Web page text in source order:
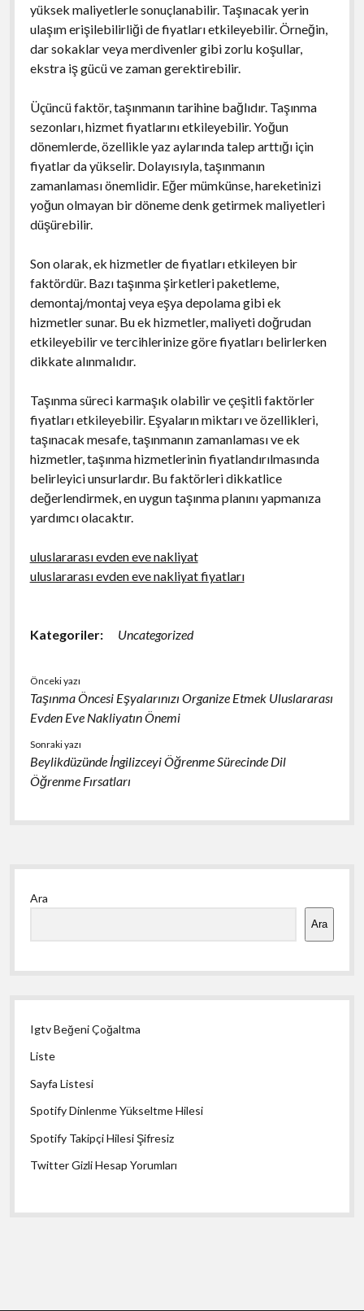
yüksek maliyetlerle sonuçlanabilir. Taşınacak yerin
ulaşım erişilebilirliği de fiyatları etkileyebilir. Örneğin,
dar sokaklar veya merdivenler gibi zorlu koşullar,
ekstra iş gücü ve zaman gerektirebilir.
Üçüncü faktör, taşınmanın tarihine bağlıdır. Taşınma
sezonları, hizmet fiyatlarını etkileyebilir. Yoğun
dönemlerde, özellikle yaz aylarında talep arttığı için
fiyatlar da yükselir. Dolayısıyla, taşınmanın
zamanlaması önemlidir. Eğer mümkünse, hareketinizi
yoğun olmayan bir döneme denk getirmek maliyetleri
düşürebilir.
Son olarak, ek hizmetler de fiyatları etkileyen bir
faktördür. Bazı taşınma şirketleri paketleme,
demontaj/montaj veya eşya depolama gibi ek
hizmetler sunar. Bu ek hizmetler, maliyeti doğrudan
etkileyebilir ve tercihlerinize göre fiyatları belirlerken
dikkate alınmalıdır.
Taşınma süreci karmaşık olabilir ve çeşitli faktörler
fiyatları etkileyebilir. Eşyaların miktarı ve özellikleri,
taşınacak mesafe, taşınmanın zamanlaması ve ek
hizmetler, taşınma hizmetlerinin fiyatlandırılmasında
belirleyici unsurlardır. Bu faktörleri dikkatlice
değerlendirmek, en uygun taşınma planını yapmanıza
yardımcı olacaktır.
uluslararası evden eve nakliyat
uluslararası evden eve nakliyat fiyatları
Kategoriler: Uncategorized
Önceki yazı
Taşınma Öncesi Eşyalarınızı Organize Etmek Uluslararası
Evden Eve Nakliyatın Önemi
Sonraki yazı
Beylikdüzünde İngilizceyi Öğrenme Sürecinde Dil
Öğrenme Fırsatları
Yan
Menü
Ara
Ara
Igtv Beğeni Çoğaltma
Liste
Sayfa Listesi
Spotify Dinlenme Yükseltme Hilesi
Spotify Takipçi Hilesi Şifresiz
Twitter Gizli Hesap Yorumları